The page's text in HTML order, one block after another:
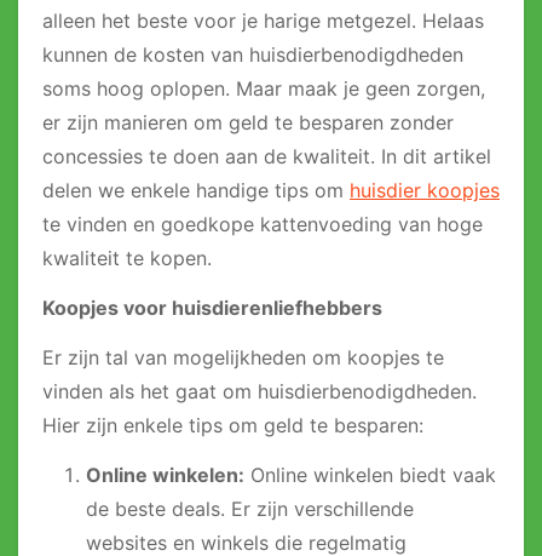
alleen het beste voor je harige metgezel. Helaas
kunnen de kosten van huisdierbenodigdheden
soms hoog oplopen. Maar maak je geen zorgen,
er zijn manieren om geld te besparen zonder
concessies te doen aan de kwaliteit. In dit artikel
delen we enkele handige tips om huisdier koopjes
te vinden en goedkope kattenvoeding van hoge
kwaliteit te kopen.
Koopjes voor huisdierenliefhebbers
Er zijn tal van mogelijkheden om koopjes te
vinden als het gaat om huisdierbenodigdheden.
Hier zijn enkele tips om geld te besparen:
Online winkelen: Online winkelen biedt vaak
de beste deals. Er zijn verschillende
websites en winkels die regelmatig